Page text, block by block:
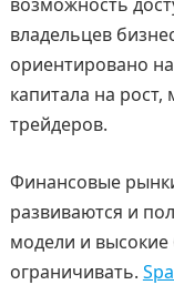
владельцев
ориентировано
капитала на
трейдеров.
Финансовые
развиваются и
модели и
ограничивать.